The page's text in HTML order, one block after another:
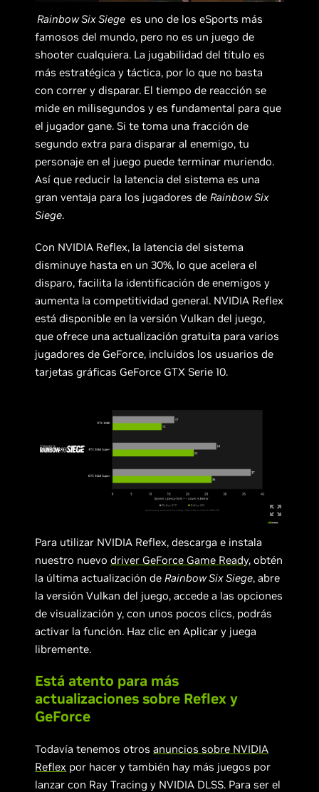
Rainbow Six Siege es uno de los eSports más
famosos del mundo, pero no es un juego de
shooter cualquiera. La jugabilidad del título es
más estratégica y táctica, por lo que no basta
con correr y disparar. El tiempo de reacción se
mide en milisegundos y es fundamental para que
el jugador gane. Si te toma una fracción de
segundo extra para disparar al enemigo, tu
personaje en el juego puede terminar muriendo.
Así que reducir la latencia del sistema es una
gran ventaja para los jugadores de Rainbow Six
Siege.
Con NVIDIA Reflex, la latencia del sistema
disminuye hasta en un 30%, lo que acelera el
disparo, facilita la identificación de enemigos y
aumenta la competitividad general. NVIDIA Reflex
está disponible en la versión Vulkan del juego,
que ofrece una actualización gratuita para varios
jugadores de GeForce, incluidos los usuarios de
tarjetas gráficas GeForce GTX Serie 10.
Para utilizar NVIDIA Reflex, descarga e instala
nuestro nuevodriver GeForce Game Ready, obtén
la última actualización de Rainbow Six Siege, abre
la versión Vulkan del juego, accede a las opciones
de visualización y, con unos pocos clics, podrás
activar la función. Haz clic en Aplicar y juega
libremente.
Está atento para más
actualizaciones sobre Reflex y
GeForce
Todavía tenemos otrosanuncios sobre NVIDIA
Reflex por hacer y también hay más juegos por
lanzar con Ray Tracing y NVIDIA DLSS. Para ser el